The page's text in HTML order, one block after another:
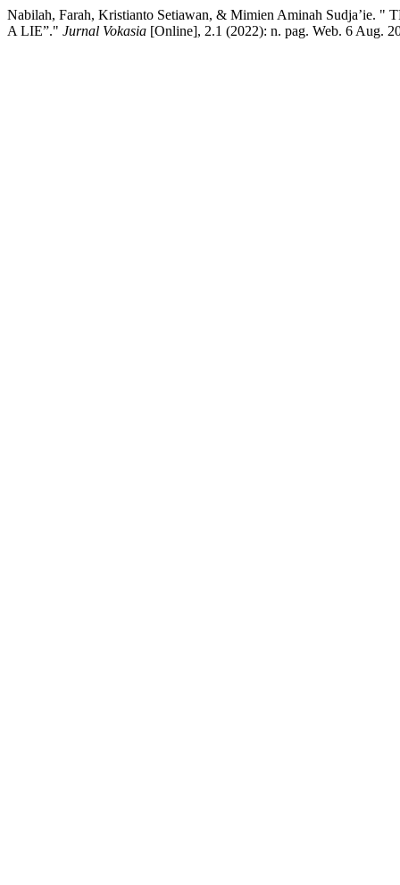
Nabilah, Farah, Kristianto Setiawan, & Mimien Aminah
A LIE”." Jurnal Vokasia [Online], 2.1 (2022): n. pag. Web. 6 Aug.